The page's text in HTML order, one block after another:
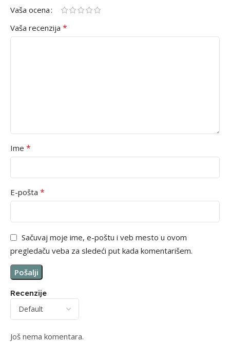
Recenzije
Još nema komentara.
Vaša ocena
Vaša recenzija *
Ime *
E-pošta *
Sačuvaj moje ime, e-poštu i veb mesto u ovom
pregledaču veba za sledeći put kada komentarišem.